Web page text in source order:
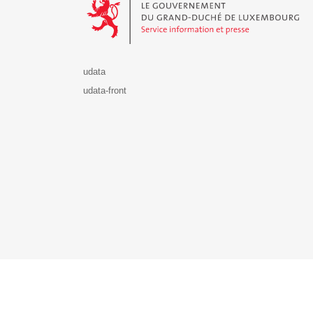
udata
udata-front